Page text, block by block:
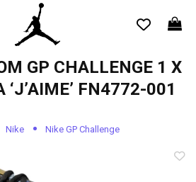
GP CHALLENGE 1 X
‘J’AIME’ FN4772-001
Nike Nike GP Challenge